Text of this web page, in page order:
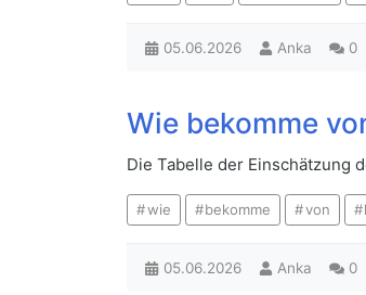
05.06.2026 Anka 0
Wie bekomme
Die Tabelle der Einschätzung
wie bekomme von
05.06.2026 Anka 0